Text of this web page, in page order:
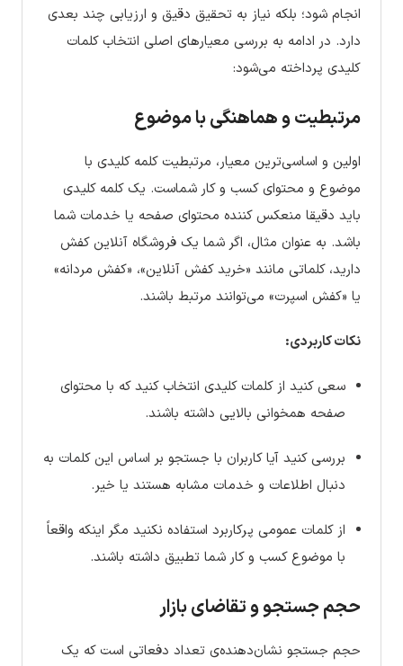
انجام شود؛ بلکه نیاز به تحقیق دقیق و ارزیابی چند بعدی
دارد. در ادامه به بررسی معیارهای اصلی انتخاب کلمات
کلیدی پرداخته می‌شود:
مرتبطیت و هماهنگی با موضوع
اولین و اساسی‌ترین معیار، مرتبطیت کلمه کلیدی با
موضوع و محتوای کسب و کار شماست. یک کلمه کلیدی
باید دقیقا منعکس کننده محتوای صفحه یا خدمات شما
باشد. به عنوان مثال، اگر شما یک فروشگاه آنلاین کفش
دارید، کلماتی مانند «خرید کفش آنلاین»، «کفش مردانه»
یا «کفش اسپرت» می‌توانند مرتبط باشند.
نکات کاربردی:
سعی کنید از کلمات کلیدی انتخاب کنید که با محتوای
صفحه همخوانی بالایی داشته باشند.
بررسی کنید آیا کاربران با جستجو بر اساس این کلمات به
دنبال اطلاعات و خدمات مشابه هستند یا خیر.
از کلمات عمومی پرکاربرد استفاده نکنید مگر اینکه واقعاً
با موضوع کسب و کار شما تطبیق داشته باشند.
حجم جستجو و تقاضای بازار
حجم جستجو نشان‌دهنده‌ی تعداد دفعاتی است که یک